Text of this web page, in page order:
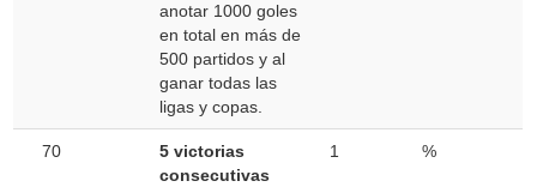
anotar 1000 goles
en total en más de
500 partidos y al
ganar todas las
ligas y copas.
70
5 victorias
consecutivas
1 %